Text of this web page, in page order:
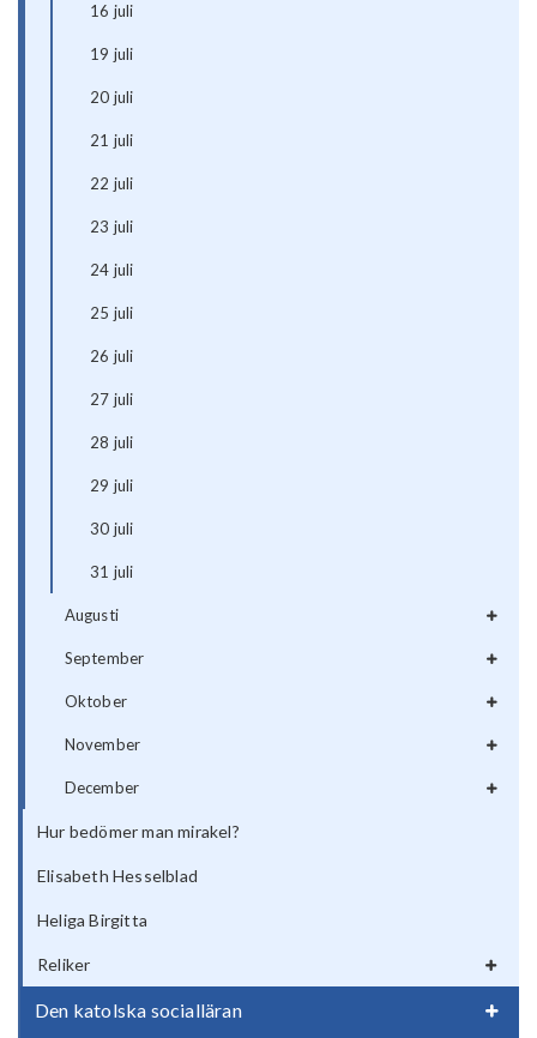
16 juli
19 juli
20 juli
21 juli
22 juli
23 juli
24 juli
25 juli
26 juli
27 juli
28 juli
29 juli
30 juli
31 juli
Augusti
September
Oktober
November
December
Hur bedömer man mirakel?
Elisabeth Hesselblad
Heliga Birgitta
Reliker
Den katolska socialläran